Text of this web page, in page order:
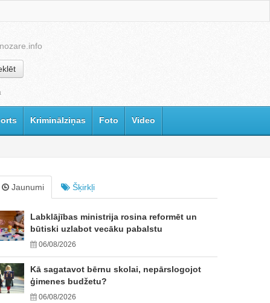
nozare.info
Kriminālziņas Foto Video
Jaunumi Šķirkļi
Labklājības ministrija rosina reformēt un
būtiski uzlabot vecāku pabalstu
06/08/2026
Kā sagatavot bērnu skolai, nepārslogojot
ģimenes budžetu?
06/08/2026